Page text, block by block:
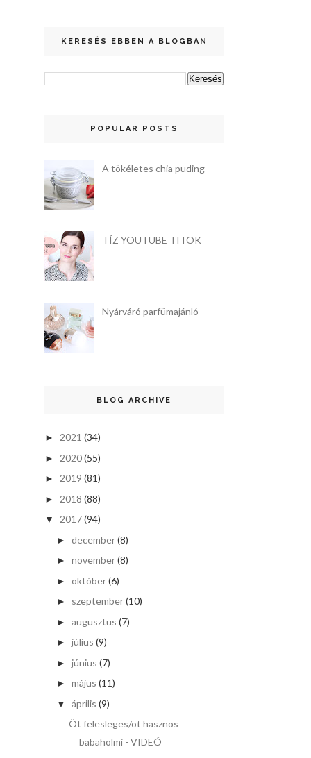
KERESÉS EBBEN A BLOGBAN
POPULAR POSTS
A tökéletes chia puding
TÍZ YOUTUBE TITOK
Nyárváró parfümajánló
BLOG ARCHIVE
► 2021 (34)
► 2020(55)
► 2019 (81)
► 2018 (88)
▼ 2017(94)
► december(8)
► november(8)
► október(6)
► szeptember(10)
► augusztus (7)
► július (9)
► június (7)
► május (11)
▼ április (9)
Öt felesleges/öt hasznos
babaholmi - VIDEÓ